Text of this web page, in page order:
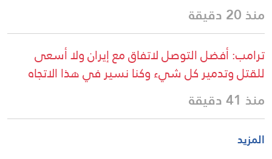
منذ 20 دقيقة
ترامب: أفضل التوصل لاتفاق مع إيران ولا أسعى
للقتل وتدمير كل شيء وكنا نسير في هذا الاتجاه
منذ 41 دقيقة
المزيد